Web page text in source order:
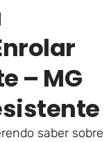
– MG
saber sobre